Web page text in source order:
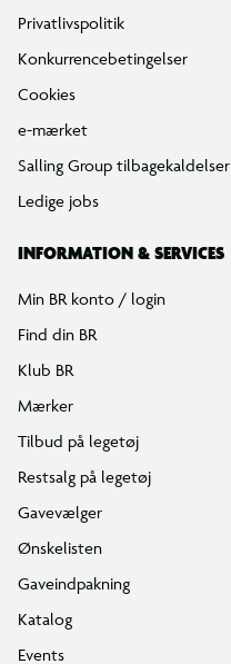
Privatlivspolitik
Konkurrencebetingelser
Cookies
e-mærket
Salling Group tilbagekaldelser
Ledige jobs
INFORMATION & SERVICES
Min BR konto / login
Find din BR
Klub BR
Mærker
Tilbud på legetøj
Restsalg på legetøj
Gavevælger
Ønskelisten
Gaveindpakning
Katalog
Events